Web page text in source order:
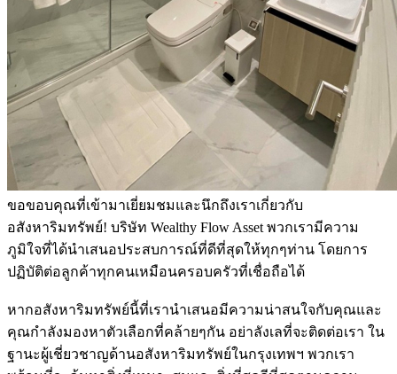
ขอขอบคุณที่เข้ามาเยี่ยมชมและนึกถึงเราเกี่ยวกับ
อสังหาริมทรัพย์! บริษัท Wealthy Flow Asset พวกเรามีความ
ภูมิใจที่ได้นำเสนอประสบการณ์ที่ดีที่สุดให้ทุกๆท่าน โดยการ
ปฏิบัติต่อลูกค้าทุกคนเหมือนครอบครัวที่เชื่อถือได้
หากอสังหาริมทรัพย์นี้ที่เรานำเสนอมีความน่าสนใจกับคุณและ
คุณกำลังมองหาตัวเลือกที่คล้ายๆกัน อย่าลังเลที่จะติดต่อเรา ใน
ฐานะผู้เชี่ยวชาญด้านอสังหาริมทรัพย์ในกรุงเทพฯ พวกเรา